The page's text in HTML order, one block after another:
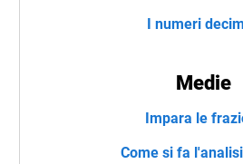
I numeri
Medie
Impara le
Come si fa